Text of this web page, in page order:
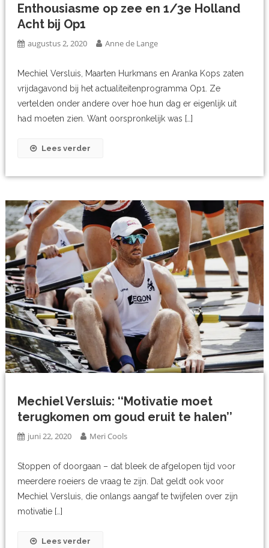
Enthousiasme op zee en 1/3e Holland
Acht bij Op1
augustus 2, 2020 Anne de Lange
Mechiel Versluis, Maarten Hurkmans en Aranka Kops zaten
vrijdagavond bij het actualiteitenprogramma Op1. Ze
vertelden onder andere over hoe hun dag er eigenlijk uit
had moeten zien. Want oorspronkelijk was […]
Lees verder
Mechiel Versluis: ‘‘Motivatie moet
terugkomen om goud eruit te halen’’
juni 22, 2020 Meri Cools
Stoppen of doorgaan – dat bleek de afgelopen tijd voor
meerdere roeiers de vraag te zijn. Dat geldt ook voor
Mechiel Versluis, die onlangs aangaf te twijfelen over zijn
motivatie […]
Lees verder